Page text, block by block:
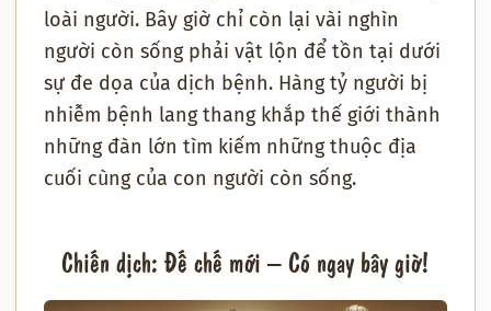
loài người. Bây giờ chỉ còn lại vài nghìn
người còn sống phải vật lộn để tồn tại dưới
sự đe dọa của dịch bệnh. Hàng tỷ người bị
nhiễm bệnh lang thang khắp thế giới thành
những đàn lớn tìm kiếm những thuộc địa
cuối cùng của con người còn sống.
Chiến dịch: Đế chế mới – Có ngay bây giờ!